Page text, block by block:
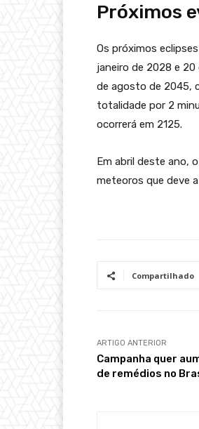
Próximos
Os próximos
janeiro de 2028 e
de agosto de 2045,
totalidade por 2
ocorrerá em 2125.
Em abril deste ano,
meteoros que deve
Compartilhado
ARTIGO ANTERIOR
Campanha quer
de remédios no